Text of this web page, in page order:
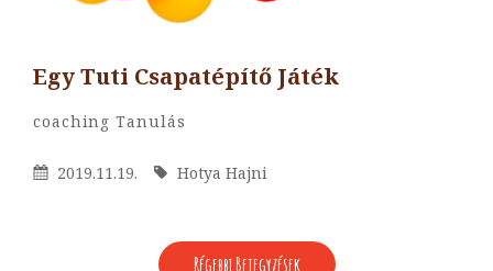
Egy Tuti Csapatépítő Játék
Categories
Coaching Tanulás
Posted
2019.11.19. By
Hotya Hajni
Régebbi Bejegyzések